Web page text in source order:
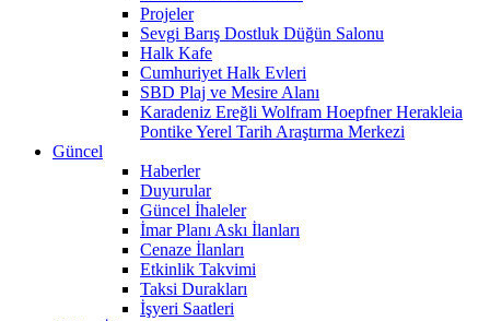
Projeler
Sevgi Barış Dostluk Düğün Salonu
Halk Kafe
Cumhuriyet Halk Evleri
SBD Plaj ve Mesire Alanı
Karadeniz Ereğli Wolfram Hoepfner Herakleia
Pontike Yerel Tarih Araştırma Merkezi
Güncel
Haberler
Duyurular
Güncel İhaleler
İmar Planı Askı İlanları
Cenaze İlanları
Etkinlik Takvimi
Taksi Durakları
İşyeri Saatleri